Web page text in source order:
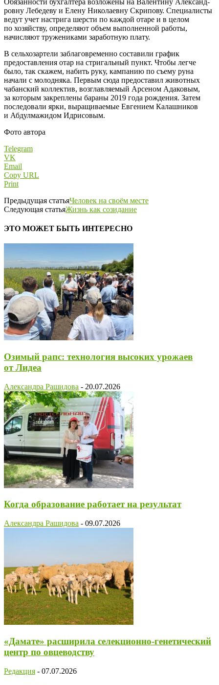
ровну Лебедеву и Елену Николаевну Скрипову. Специалисты
ведут учет настрига шерсти по каждой отаре и в целом
по хозяйству, определяют объем выполненной работы,
начисляют тружениками заработную плату.
В сельхозартели заблаговременно составили график
предоставления отар на стригальный пункт. Чтобы легче
было, так скажем, набить руку, кампанию по съему руна
начали с молодняка. Первым сюда предоставил животных
чабанский коллектив, возглавляемый Арсеном Адаковым,
за которым закреплены бараны 2019 года рождения. Затем
последовали ярки, выращиваемые Евгением Калашников
и Абдул­мажидом Идрисовым.
Фото автора
Telegram
VK
Email
Copy URL
Print
Предыдущая статьяЧеловек на своём месте
Следующая статьяЖизнь как созидание
ЭТО МОЖЕТ БЫТЬ ИНТЕРЕСНО
Озимый рапс: технология высоких урожаев
от Лидеа
Александра Рашидова - 20.07.2026
Когда образование работает на результат
Александра Рашидова - 09.07.2026
«Дамате» расширила селекционно-генетический
центр по овцеводству
Редакция - 07.07.2026